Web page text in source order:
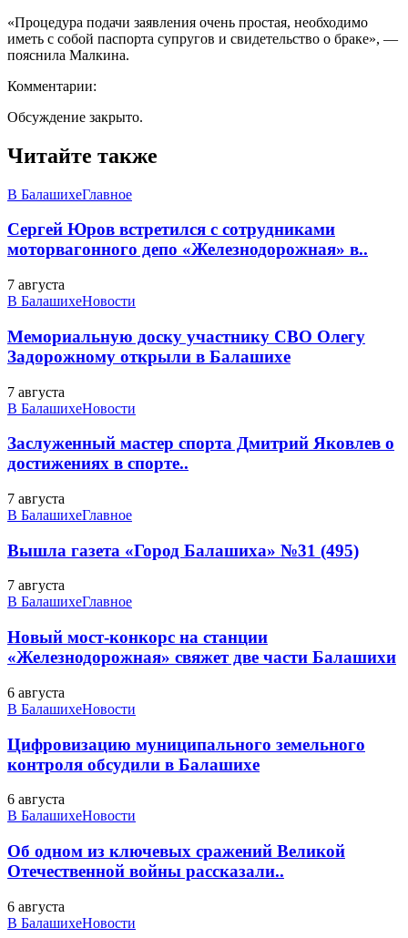
«Процедура подачи заявления очень простая, необходимо
иметь с собой паспорта супругов и свидетельство о браке», —
пояснила Малкина.
Комментарии:
Обсуждение закрыто.
Читайте также
В БалашихеГлавное
Сергей Юров встретился с сотрудниками
моторвагонного депо «Железнодорожная» в..
7 августа
В БалашихеНовости
Мемориальную доску участнику СВО Олегу
Задорожному открыли в Балашихе
7 августа
В БалашихеНовости
Заслуженный мастер спорта Дмитрий Яковлев о
достижениях в спорте..
7 августа
В БалашихеГлавное
Вышла газета «Город Балашиха» №31 (495)
7 августа
В БалашихеГлавное
Новый мост-конкорс на станции
«Железнодорожная» свяжет две части Балашихи
6 августа
В БалашихеНовости
Цифровизацию муниципального земельного
контроля обсудили в Балашихе
6 августа
В БалашихеНовости
Об одном из ключевых сражений Великой
Отечественной войны рассказали..
6 августа
В БалашихеНовости